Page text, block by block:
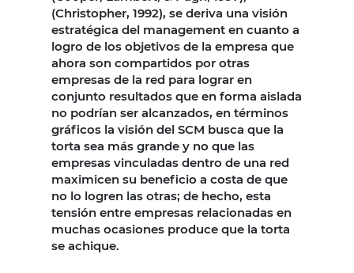
(Christopher, 1992), se deriva una visión
estratégica del management en cuanto a
logro de los objetivos de la empresa que
ahora son compartidos por otras
empresas de la red para lograr en
conjunto resultados que en forma aislada
no podrían ser alcanzados, en términos
gráficos la visión del SCM busca que la
torta sea más grande y no que las
empresas vinculadas dentro de una red
maximicen su beneficio a costa de que
no lo logren las otras; de hecho, esta
tensión entre empresas relacionadas en
muchas ocasiones produce que la torta
se achique.